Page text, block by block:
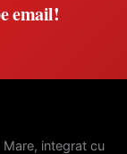
email!
integrat cu